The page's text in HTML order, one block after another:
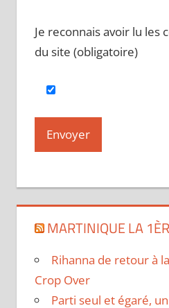
Je reconnais avoir lu les
du site (obligatoire)
MARTINIQUE LA
Rihanna de retour à
Crop Over
Parti seul et égaré,